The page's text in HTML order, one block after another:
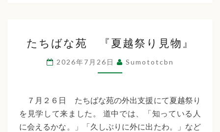
福
祉
会
ち
ば
な
『夏
越
祭
たちばな苑 『夏越祭り見物』
2026年7月26日 Sumototcbn
７月２６日 たちばな苑の外出支援にて夏越祭り
を見学して来ました。 道中では、「知っている人
に会えるかな。」「久しぶりに外に出たわ。」など